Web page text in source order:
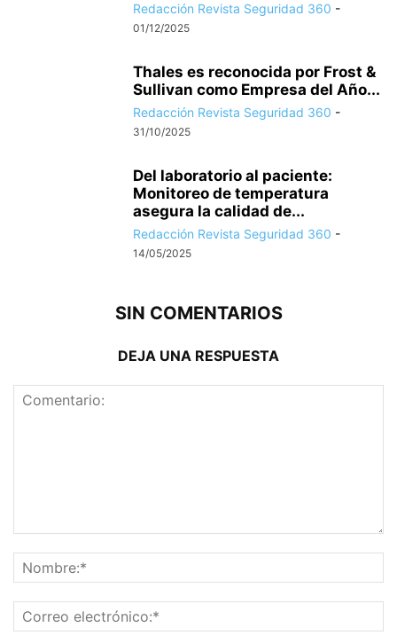
Redacción Revista Seguridad 360 -
01/12/2025
Thales es reconocida por Frost &
Sullivan como Empresa del Año...
Redacción Revista Seguridad 360 -
31/10/2025
Del laboratorio al paciente:
Monitoreo de temperatura
asegura la calidad de...
Redacción Revista Seguridad 360 -
14/05/2025
SIN COMENTARIOS
DEJA UNA RESPUESTA